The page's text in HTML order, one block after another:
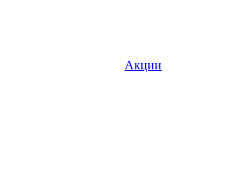
Акции